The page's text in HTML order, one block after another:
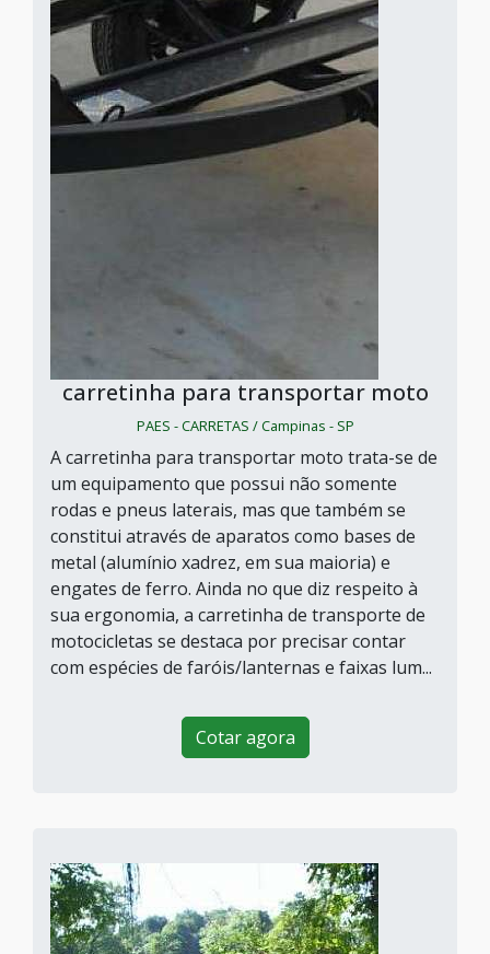
carretinha para transportar moto
PAES - CARRETAS / Campinas - SP
A carretinha para transportar moto trata-se de
um equipamento que possui não somente
rodas e pneus laterais, mas que também se
constitui através de aparatos como bases de
metal (alumínio xadrez, em sua maioria) e
engates de ferro. Ainda no que diz respeito à
sua ergonomia, a carretinha de transporte de
motocicletas se destaca por precisar contar
com espécies de faróis/lanternas e faixas lum...
Cotar agora